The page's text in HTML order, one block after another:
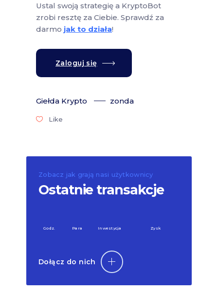
Ustal swoją strategię a KryptoBot
zrobi resztę za Ciebie. Sprawdź za
darmo jak to działa!
Zaloguj się
Giełda Krypto zonda
Like
Zobacz jak grają nasi użytkownicy
Ostatnie transakcje
Godz. Para Inwestycja Zysk
Dołącz do nich